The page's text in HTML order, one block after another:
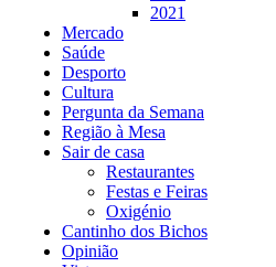
2021
Mercado
Saúde
Desporto
Cultura
Pergunta da Semana
Região à Mesa
Sair de casa
Restaurantes
Festas e Feiras
Oxigénio
Cantinho dos Bichos
Opinião